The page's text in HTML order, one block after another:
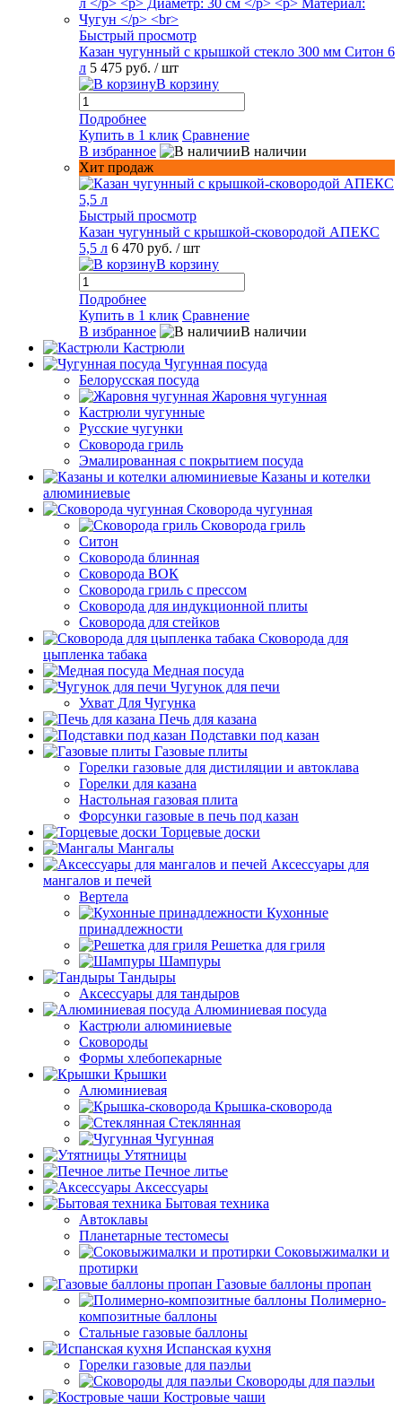
Быстрый просмотр
Казан чугунный с крышкой стекло 300 мм Ситон 6
л 5 475 руб. / шт
В корзину
Подробнее
Купить в 1 клик Сравнение
В избранное
В наличии
Хит продаж
Быстрый просмотр
Казан чугунный с крышкой-сковородой АПЕКС
5,5 л 6 470 руб. / шт
В корзину
Подробнее
Купить в 1 клик Сравнение
В избранное
В наличии
Кастрюли
Чугунная посуда
Белорусская посуда
Жаровня чугунная
Кастрюли чугунные
Русские чугунки
Сковорода гриль
Эмалированная с покрытием посуда
Казаны и котелки
алюминиевые
Сковорода чугунная
Сковорода гриль
Ситон
Сковорода блинная
Сковорода ВОК
Сковорода гриль с прессом
Сковорода для индукционной плиты
Сковорода для стейков
Сковорода для
цыпленка табака
Медная посуда
Чугунок для печи
Ухват Для Чугунка
Печь для казана
Подставки под казан
Газовые плиты
Горелки газовые для дистиляции и автоклава
Горелки для казана
Настольная газовая плита
Форсунки газовые в печь под казан
Торцевые доски
Мангалы
Аксессуары для
мангалов и печей
Вертела
Кухонные
принадлежности
Решетка для гриля
Шампуры
Тандыры
Аксессуары для тандыров
Алюминиевая посуда
Кастрюли алюминиевые
Сковороды
Формы хлебопекарные
Крышки
Алюминиевая
Крышка-сковорода
Стеклянная
Чугунная
Утятницы
Печное литье
Аксессуары
Бытовая техника
Автоклавы
Планетарные тестомесы
Соковыжималки и
протирки
Газовые баллоны пропан
Полимерно-
композитные баллоны
Стальные газовые баллоны
Испанская кухня
Горелки газовые для паэльи
Сковороды для паэльи
Костровые чаши